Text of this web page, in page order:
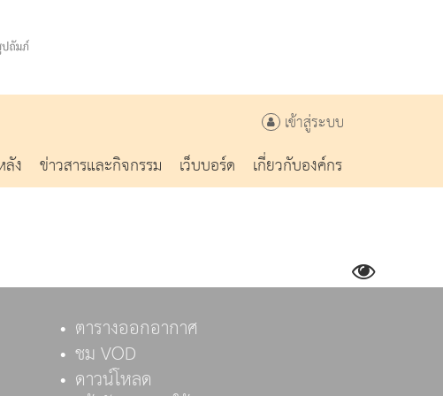
เข้าสู่ระบบ
ง ข่าวสารและกิจกรรม เว็บบอร์ด
เกี่ยวกับองค์กร
ตารางออกอากาศ
ชม VOD
ดาวน์โหลด